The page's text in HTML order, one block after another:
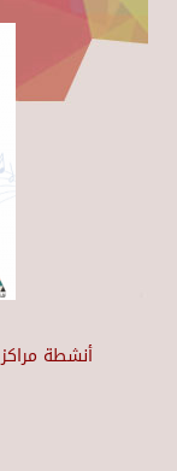
أنشطة مراكز